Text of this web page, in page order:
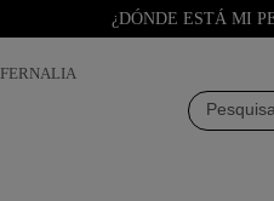
¿DÓNDE ESTÁ MI